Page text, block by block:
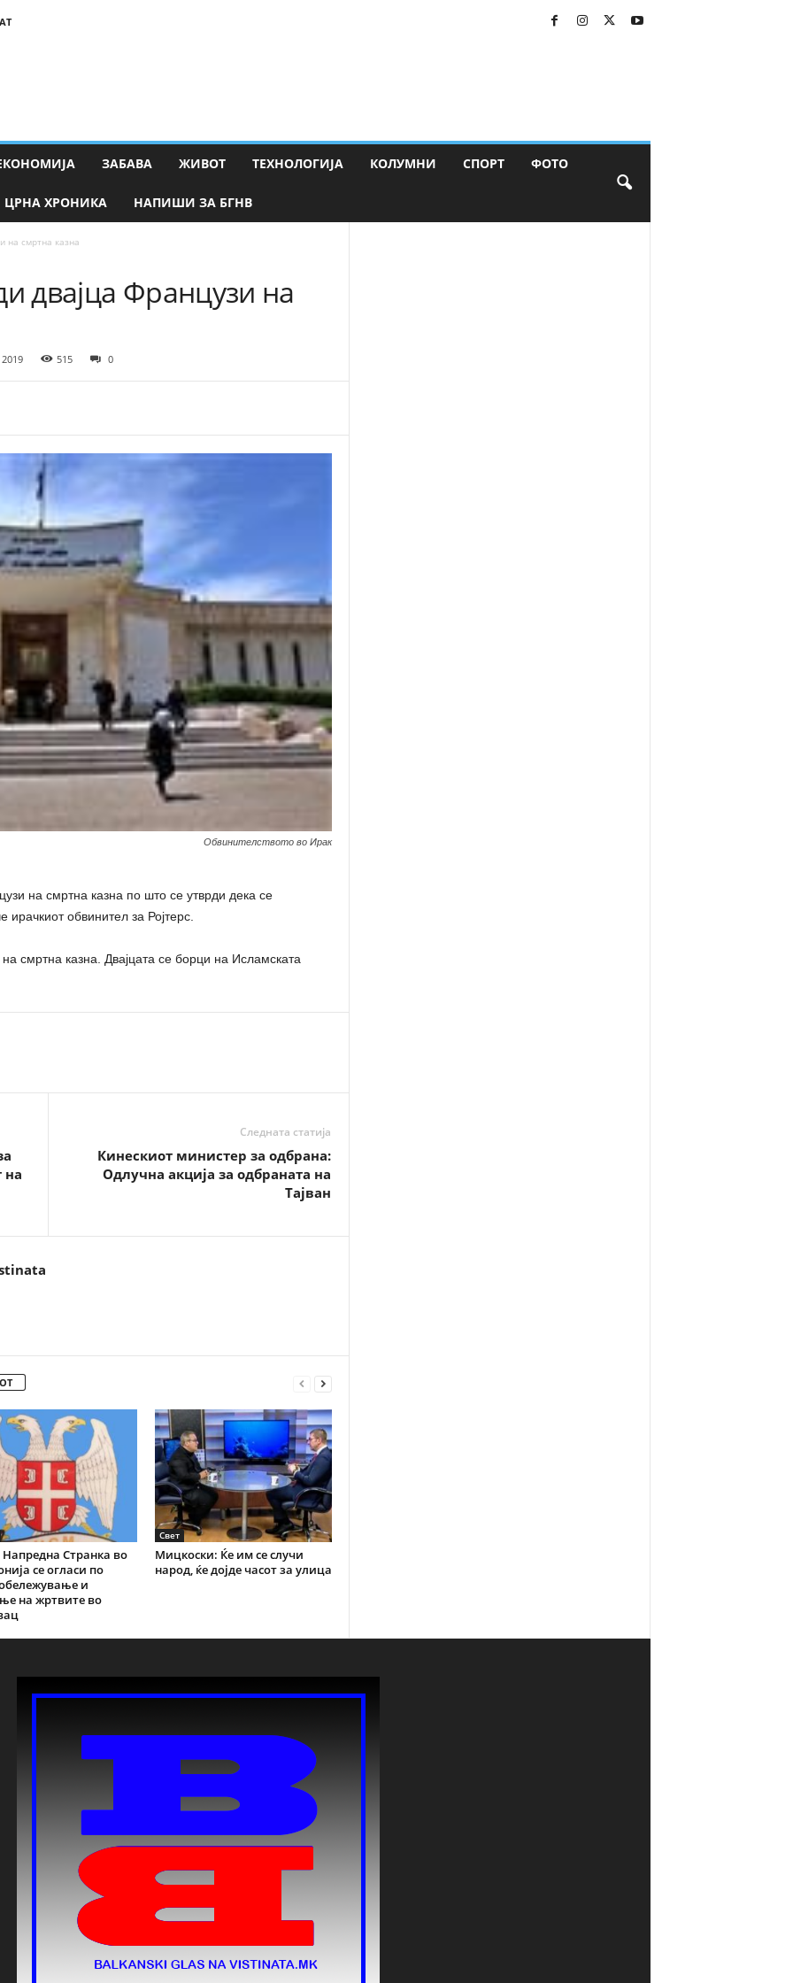
ЗАБАВА ЖИВОТ ТЕХНОЛОГИЈА КОЛУМНИ СПОРТ ФОТО
ЦРНА ХРОНИКА НАПИШИ ЗА БГНВ
на смртна казна
двајца Французи на
515 0
Обвинителството во Ирак
на смртна казна по што се утврди дека се
обвинител за Ројтерс.
смртна казна. Двајцата се борци на Исламската
на
Следната статија
Кинескиот министер за одбрана:
Одлучна акција за одбраната на
Тајван
Напредна Странка во
се огласи по
и
на жртвите во
Свет
Мицкоски: Ќе им се случи
народ, ќе дојде часот за улица